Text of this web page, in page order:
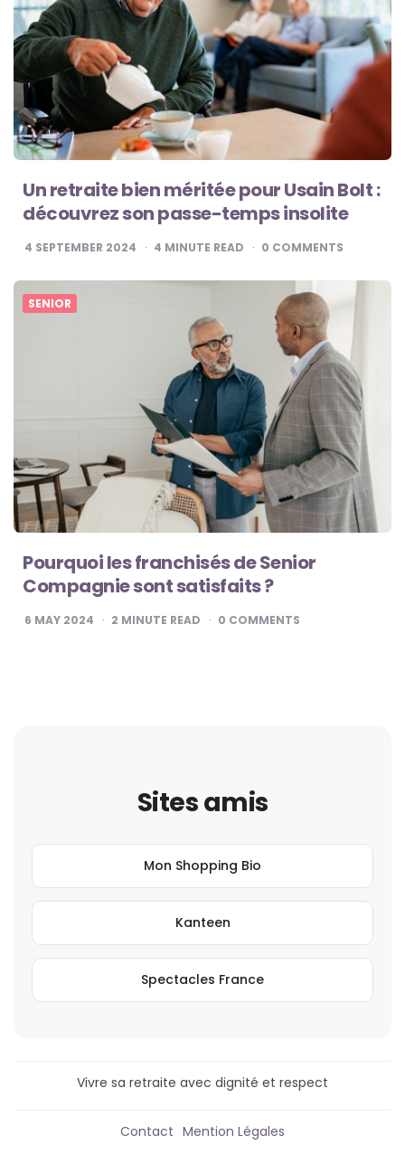
Un retraite bien méritée pour Usain Bolt :
découvrez son passe-temps insolite
4 SEPTEMBER 2024 4 MINUTE READ 0 COMMENTS
SENIOR
Pourquoi les franchisés de Senior
Compagnie sont satisfaits ?
6 MAY 2024 2 MINUTE READ 0 COMMENTS
Sites amis
Mon Shopping Bio
Kanteen
Spectacles France
Vivre sa retraite avec dignité et respect
Contact Mention Légales